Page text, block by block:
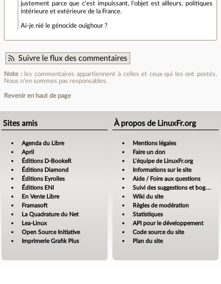
justement parce que c'est impuissant, l'objet est ailleurs, politiques
intérieure et extérieure de la France.
Ai-je nié le génocide ouïghour ?
Suivre le flux des commentaires
Note :les commentaires appartiennent à celles et ceux qui les ont postés.
Nous n’en sommes pas responsables.
Revenir en haut de page
Sites amis
Agenda du Libre
April
Éditions D-BookeR
Éditions Diamond
Éditions Eyrolles
Éditions ENI
En Vente Libre
Framasoft
La Quadrature du Net
Lea-Linux
Open Source Initiative
Imprimerie Grafik Plus
À propos de LinuxFr.org
Mentions légales
Faire un don
L’équipe de LinuxFr.org
Informations sur le site
Aide / Foire aux questions
Suivi des suggestions et bogues
Wiki du site
Règles de modération
Statistiques
API pour le développement
Code source du site
Plan du site